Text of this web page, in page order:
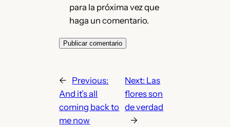
para la próxima vez que
haga un comentario.
← Previous:
And it’s all
coming back to
me now
Next: Las
flores son
de verdad
→